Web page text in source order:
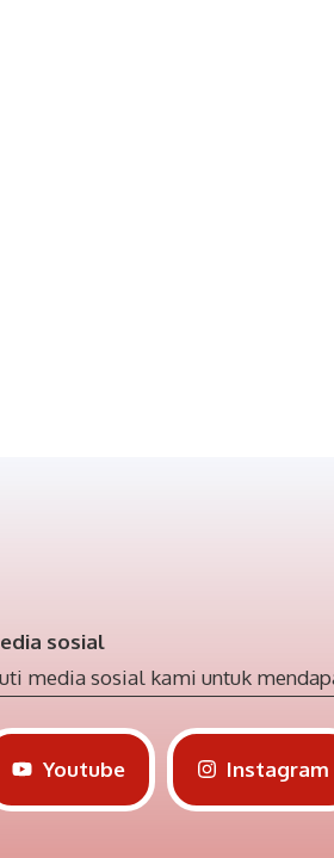
sosial
media sosial kami untuk
Youtube Instagram